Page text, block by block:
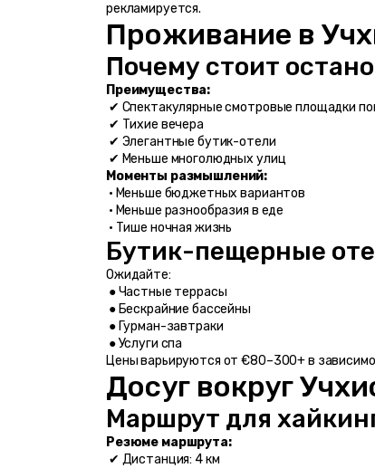
рекламируется.
Проживание в
Почему стоит
Преимущества:
✔ Спектакулярные смотровые площадки
✔ Тихие вечера
✔ Элегантные бутик-отели
✔ Меньше многолюдных улиц
Моменты размышлений:
• Меньше бюджетных вариантов
• Меньше разнообразия в еде
• Тише ночная жизнь
Бутик-пещерные
Ожидайте:
● Частные террасы
● Бескрайние бассейны
● Гурман-завтраки
● Услуги спа
Цены варьируются от €80–300+ в
Досуг вокруг
Маршрут для
Резюме маршрута:
✔ Дистанция: 4 км